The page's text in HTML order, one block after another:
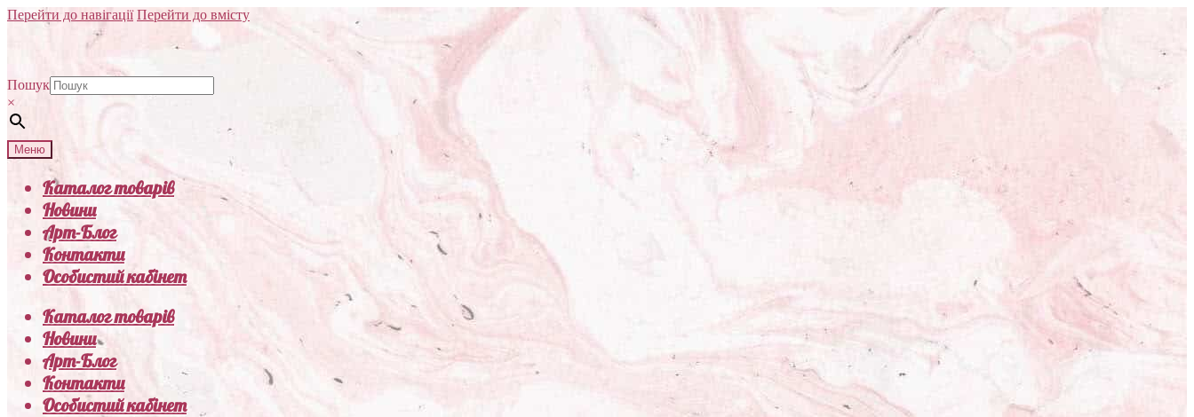
Перейти до навігації Перейти до вмісту
Пошук
×
Меню
Каталог товарів
Новини
Арт-Блог
Контакти
Особистий кабінет
Каталог товарів
Новини
Арт-Блог
Контакти
Особистий кабінет